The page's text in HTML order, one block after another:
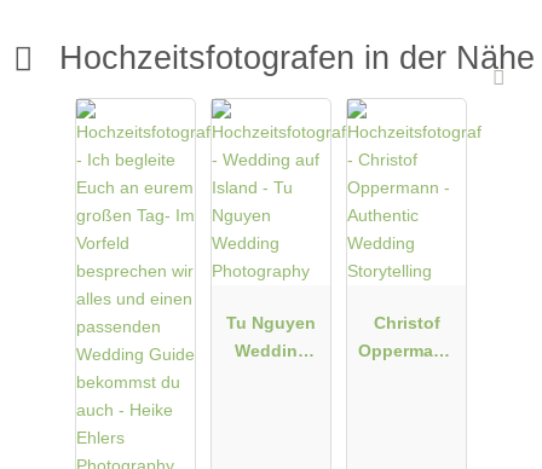
Hochzeitsfotografen in der Nähe
Tu Nguyen
Wedding
Christof
Oppermann